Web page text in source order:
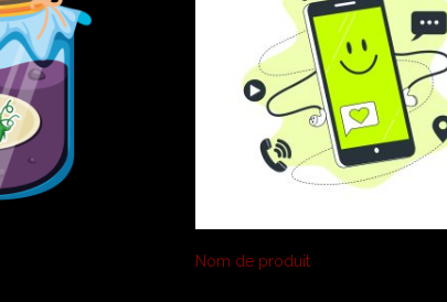
Nom de produit